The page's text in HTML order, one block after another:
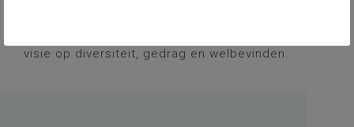
visie op diversiteit, gedrag en welbevinden.